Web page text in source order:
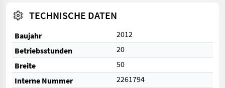
TECHNISCHE DATEN
Baujahr
2012
Betriebsstunden
20
Breite
50
Interne Nummer
2261794